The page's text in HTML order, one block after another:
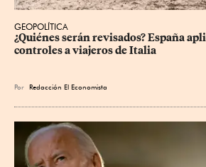
GEOPOLÍTICA
¿Quiénes serán revisados? España
controles a viajeros de Italia
Por Redacción El Economista